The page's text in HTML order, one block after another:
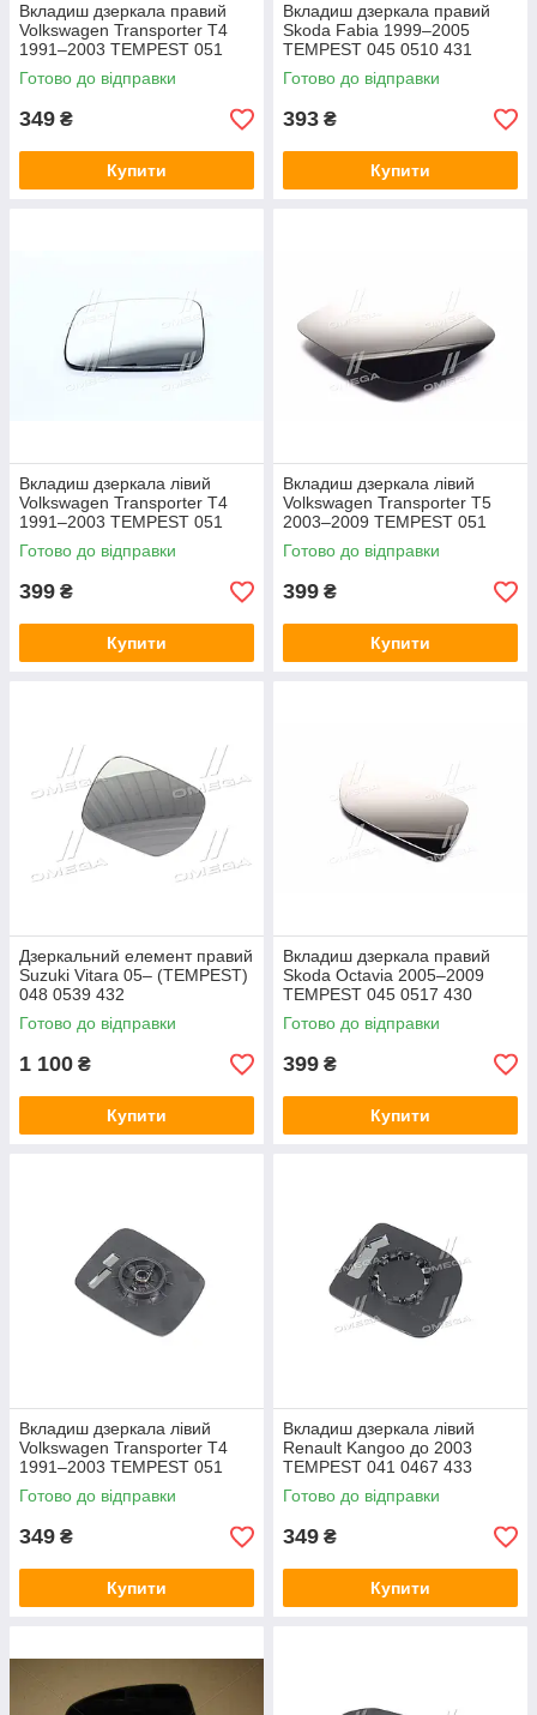
Вкладиш дзеркала правий
Volkswagen Transporter T4
1991–2003 TEMPEST 051
0620 430
Готово до відправки
349 ₴
Купити
Вкладиш дзеркала правий
Skoda Fabia 1999–2005
TEMPEST 045 0510 431
Готово до відправки
393 ₴
Купити
Вкладиш дзеркала лівий
Volkswagen Transporter T4
1991–2003 TEMPEST 051
0621 433
Готово до відправки
399 ₴
Купити
Вкладиш дзеркала лівий
Volkswagen Transporter T5
2003–2009 TEMPEST 051
0622 431
Готово до відправки
399 ₴
Купити
Дзеркальний елемент правий
Suzuki Vitara 05– (TEMPEST)
048 0539 432
Готово до відправки
1 100 ₴
Купити
Вкладиш дзеркала правий
Skoda Octavia 2005–2009
TEMPEST 045 0517 430
Готово до відправки
399 ₴
Купити
Вкладиш дзеркала лівий
Volkswagen Transporter T4
1991–2003 TEMPEST 051
0620 431
Готово до відправки
349 ₴
Купити
Вкладиш дзеркала лівий
Renault Kangoo до 2003
TEMPEST 041 0467 433
Готово до відправки
349 ₴
Купити